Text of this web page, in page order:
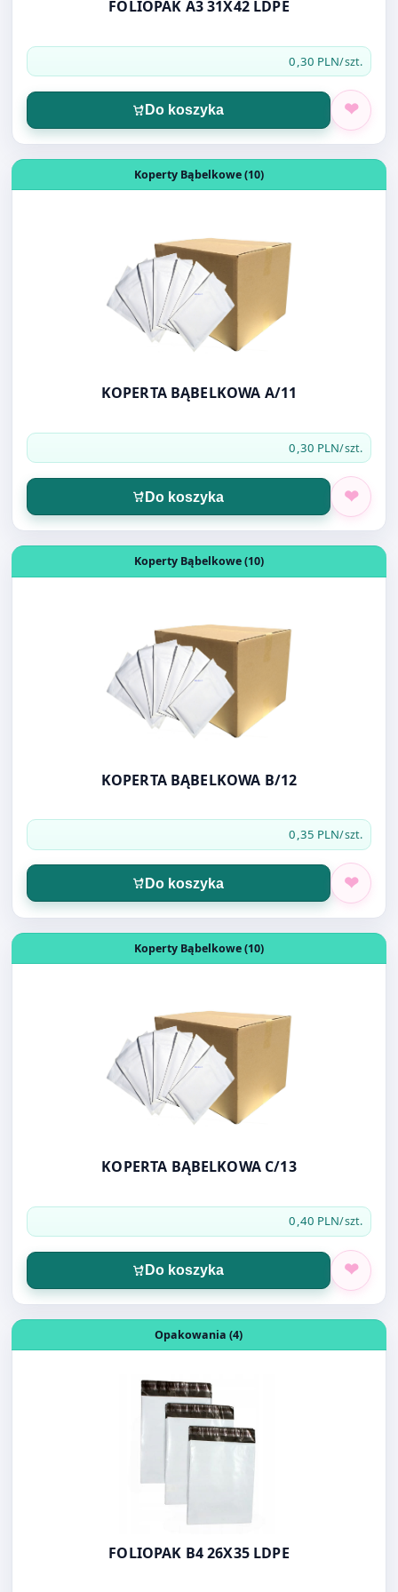
Do koszyka
Otwórz produkt: KOPERTA BĄBELKOWA A/11
Koperty Bąbelkowe (10)
KOPERTA BĄBELKOWA A/11
0,30 PLN
Do koszyka
Otwórz produkt: KOPERTA BĄBELKOWA B/12
Koperty Bąbelkowe (10)
KOPERTA BĄBELKOWA B/12
0,35 PLN
Do koszyka
Otwórz produkt: KOPERTA BĄBELKOWA C/13
Koperty Bąbelkowe (10)
KOPERTA BĄBELKOWA C/13
0,40 PLN
Do koszyka
Otwórz produkt: FOLIOPAK B4 26X35 LDPE
Opakowania (4)